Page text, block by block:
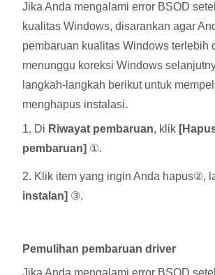
Jika Anda mengalami error BSOD
kualitas Windows, disarankan agar
pembaruan kualitas Windows terlebih
menunggu koreksi Windows
langkah-langkah berikut untuk
menghapus instalasi.
1. Di Riwayat pembaruan, klik
pembaruan] ①.
2. Klik item yang ingin Anda hapus②,
instalan] ③.
Pemulihan pembaruan driver
Jika Anda mengalami error BSOD